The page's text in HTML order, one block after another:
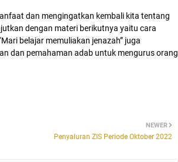
dan mengingatkan kembali kita tentang
dengan materi berikutnya yaitu cara
belajar memuliakan jenazah” juga
dan pemahaman adab untuk mengurus orang
NEWER
Penyaluran ZIS Periode Oktober 2022